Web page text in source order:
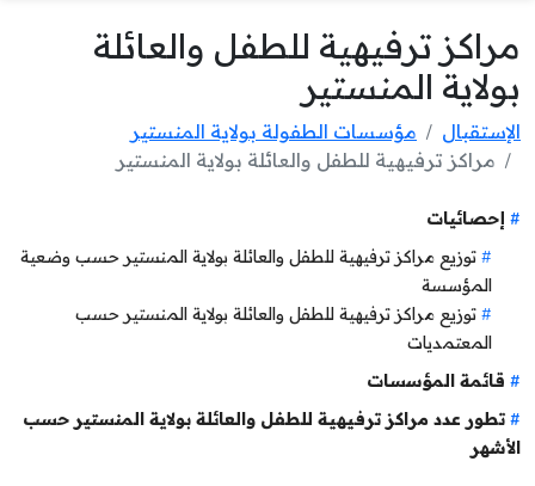
مراكز ترفيهية للطفل والعائلة
بولاية المنستير
الإستقبال
مؤسسات الطفولة بولاية المنستير
مراكز ترفيهية للطفل والعائلة بولاية المنستير
إحصائيات
توزيع مراكز ترفيهية للطفل والعائلة بولاية المنستير حسب وضعية
المؤسسة
توزيع مراكز ترفيهية للطفل والعائلة بولاية المنستير حسب
المعتمديات
قائمة المؤسسات
تطور عدد مراكز ترفيهية للطفل والعائلة بولاية المنستير حسب
الأشهر